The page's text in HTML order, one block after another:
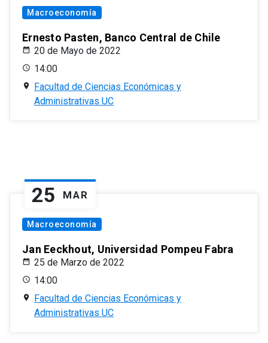
Macroeconomía
Ernesto Pasten, Banco Central de Chile
20 de Mayo de 2022
14:00
Facultad de Ciencias Económicas y
Administrativas UC
25 MAR
Macroeconomía
Jan Eeckhout, Universidad Pompeu Fabra
25 de Marzo de 2022
14:00
Facultad de Ciencias Económicas y
Administrativas UC